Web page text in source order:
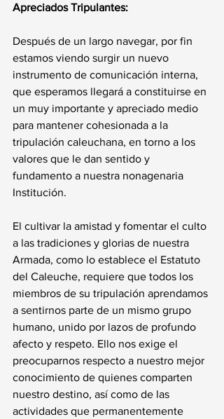
Apreciados Tripulantes:
Después de un largo navegar, por fin
estamos viendo surgir un nuevo
instrumento de comunicación interna,
que esperamos llegará a constituirse en
un muy importante y apreciado medio
para mantener cohesionada a la
tripulación caleuchana, en torno a los
valores que le dan sentido y
fundamento a nuestra nonagenaria
Institución.
El cultivar la amistad y fomentar el culto
a las tradiciones y glorias de nuestra
Armada, como lo establece el Estatuto
del Caleuche, requiere que todos los
miembros de su tripulación aprendamos
a sentirnos parte de un mismo grupo
humano, unido por lazos de profundo
afecto y respeto. Ello nos exige el
preocuparnos respecto a nuestro mejor
conocimiento de quienes comparten
nuestro destino, así como de las
actividades que permanentemente